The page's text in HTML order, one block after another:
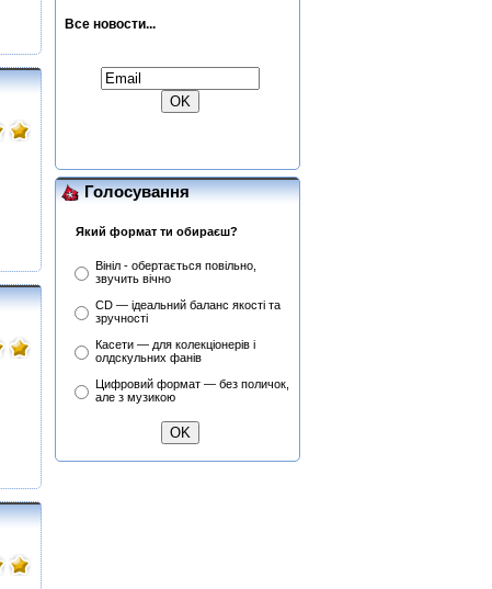
Fastfinge Mika Tyyska
(CD)
Pink Floyd - More - Music
From The Film More (OST)
Все новости...
Голосування
Який формат ти обираєш?
Вініл - обертається повільно,
звучить вічно
CD — ідеальний баланс якості та
зручності
Касети — для колекціонерів і
олдскульних фанів
Цифровий формат — без поличок,
але з музикою